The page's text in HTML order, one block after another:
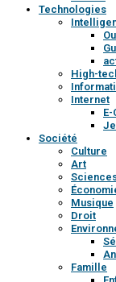
Technologies
High-
Internet
Société
Culture
Art
Musique
Droit
Famille